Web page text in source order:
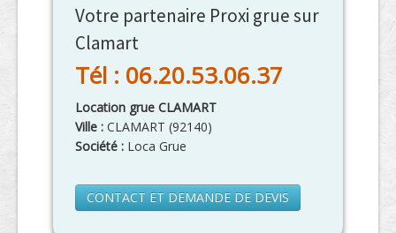
Votre partenaire Proxi grue sur
Clamart
Tél : 06.20.53.06.37
Location grue CLAMART
Ville : CLAMART (92140)
Société : Loca Grue
CONTACT ET DEMANDE DE DEVIS